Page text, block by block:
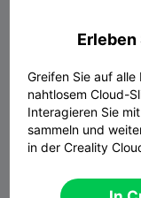
Erleben
Greifen Sie auf
nahtlosem Cloud-
Interagieren Sie
sammeln und
in der Creality